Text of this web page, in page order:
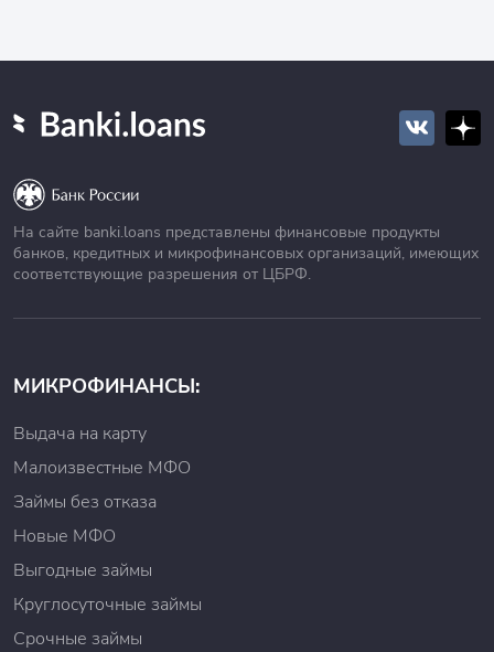
На сайте banki.loans представлены финансовые продукты
банков, кредитных и микрофинансовых организаций, имеющих
соответствующие разрешения от ЦБРФ.
МИКРОФИНАНСЫ:
Выдача на карту
Малоизвестные МФО
Займы без отказа
Новые МФО
Выгодные займы
Круглосуточные займы
Срочные займы